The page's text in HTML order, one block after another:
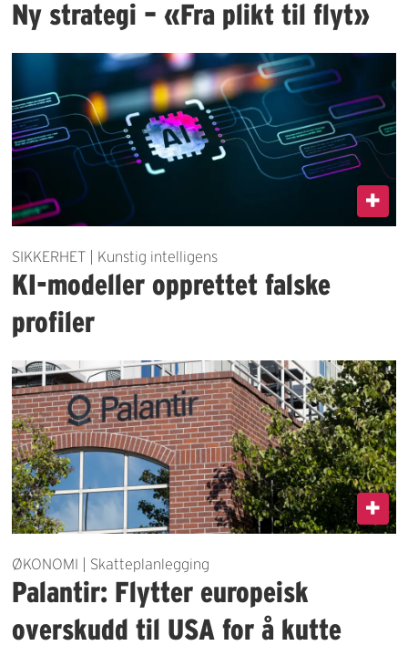
Ny strategi – «Fra plikt til flyt»
SIKKERHET | Kunstig intelligens
KI-modeller opprettet falske
profiler
ØKONOMI | Skatteplanlegging
Palantir: Flytter europeisk
overskudd til USA for å kutte